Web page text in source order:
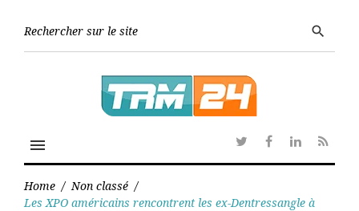
search
menu
TwitterFacebook
Linkedin
RSS
Home / Non classé /
Les XPO américains rencontrent les ex-Dentressangle à